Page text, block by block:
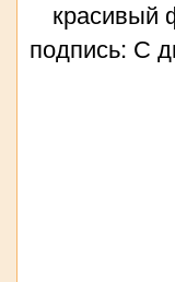
красивый
подпись: С